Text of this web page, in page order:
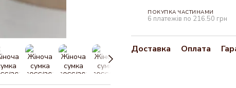
ПОКУПКА ЧАСТИНАМИ
6 платежів по 216.50 грн
Доставка Оплата